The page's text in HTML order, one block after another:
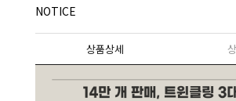
NOTICE
상품상세